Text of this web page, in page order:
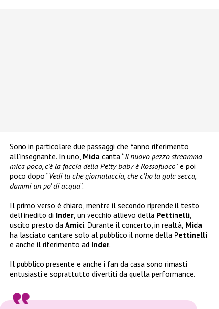
Sono in particolare due passaggi che fanno riferimento
all’insegnante. In uno, Mida canta “Il nuovo pezzo streamma
mica poco, c’è la faccia della Petty baby è Rossofuoco” e poi
poco dopo “Vedi tu che giornataccia, che c’ho la gola secca,
dammi un po’ di acqua“.
Il primo verso è chiaro, mentre il secondo riprende il testo
dell’inedito di Inder , un vecchio allievo della Pettinelli
uscito presto da Amici. Durante il concerto, in realtà, Mida
ha lasciato cantare solo al pubblico il nome della Pettinelli
e anche il riferimento ad Inder.
Il pubblico presente e anche i fan da casa sono rimasti
entusiasti e soprattutto divertiti da quella performance.